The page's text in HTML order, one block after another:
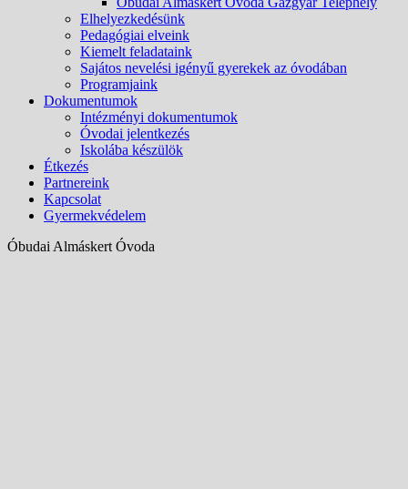
Elhelyezkedésünk
Pedagógiai elveink
Kiemelt feladataink
Sajátos nevelési igényű gyerekek az óvodában
Programjaink
Dokumentumok
Intézményi dokumentumok
Óvodai jelentkezés
Iskolába készülök
Étkezés
Partnereink
Kapcsolat
Gyermekvédelem
Óbudai Almáskert Óvoda